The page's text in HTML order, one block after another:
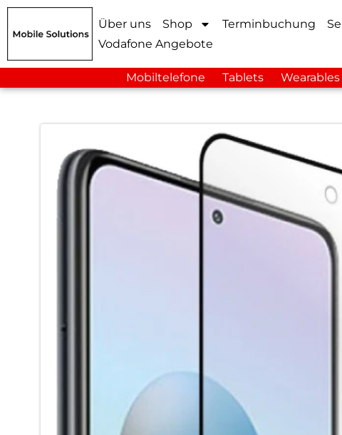
Über uns Shop Terminbuchung
Vodafone Angebote
Mobiltelefone Tablets Wearables